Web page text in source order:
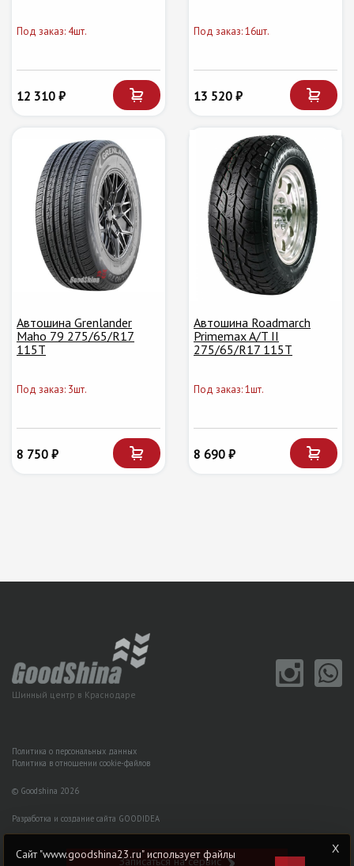
Под заказ: 4шт.
12 310 ₽
Под заказ: 16шт.
13 520 ₽
Автошина Grenlander
Maho 79 275/65/R17
115T
Под заказ: 3шт.
8 750 ₽
Автошина Roadmarch
Primemax A/T II
275/65/R17 115T
Под заказ: 1шт.
8 690 ₽
Шинный центр в Краснодаре
Политика о персональных данных
Политика в отношении cookie-файлов
© Goodshina 2026
Разработка и создание сайта GOODIDEA
Записаться на сервис
Сайт "www.goodshina23.ru" использует файлы